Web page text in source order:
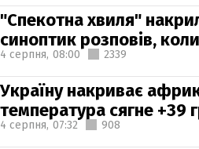
"Спекотна хвиля"
синоптик розповів,
4 серпня, 08:00 2339
Україну накриває
температура сягне +39
4 серпня, 07:32 908